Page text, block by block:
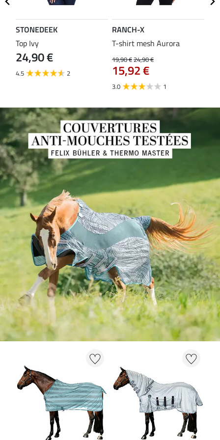
STONEDEEK
Top Ivy
24,90 €
4.5 2
RANCH-X
T-shirt mesh Aurora
19,90 €24,90 €
15,92 €
3.0 1